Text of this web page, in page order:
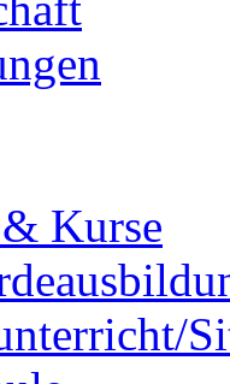
Kurse